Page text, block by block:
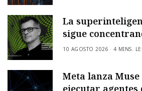
La
sigue
10 AGOSTO 2026 4 MINS.
Meta lanza